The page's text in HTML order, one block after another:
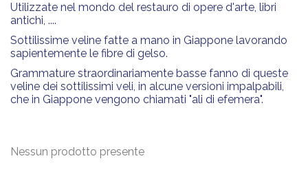
Utilizzate nel mondo del restauro di opere d'arte, libri
antichi, ....
Sottilissime veline fatte a mano in Giappone lavorando
sapientemente le fibre di gelso.
Grammature straordinariamente basse fanno di queste
veline dei sottilissimi veli, in alcune versioni impalpabili,
che in Giappone vengono chiamati "ali di efemera".
Nessun prodotto presente